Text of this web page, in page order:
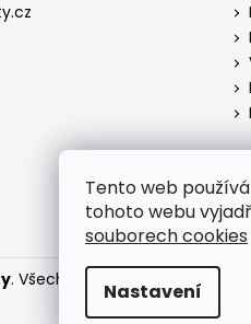
Tento web
tohoto webu
souborech cookies
Nastavení
. Všechna práva vyhrazena.